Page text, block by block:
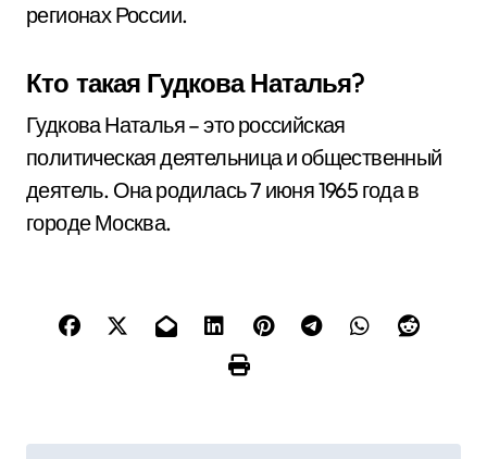
регионах России.
Кто такая Гудкова Наталья?
Гудкова Наталья – это российская
политическая деятельница и общественный
деятель. Она родилась 7 июня 1965 года в
городе Москва.